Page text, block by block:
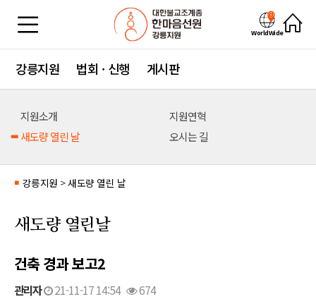
WorldWide
강릉지원 법회 · 신행 게시판
지원소개
지원연혁
새도량 열린 날
오시는 길
■ 강릉지원 >새도량 열린 날
새도량 열린날
건축 경과 보고2
관리자 21-11-17 14:54 674